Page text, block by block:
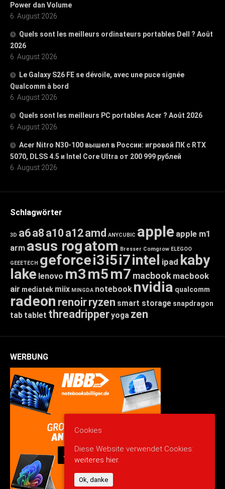
Power dan Volume
6. August 2026
Quels sont les meilleurs ordinateurs portables Dell ? Août
2026
6. August 2026
Le Galaxy S26 FE se dévoile, avec une puce signée
Qualcomm à bord
6. August 2026
Quels sont les meilleurs PC portables Acer ? Août 2026
6. August 2026
Acer Nitro N30-100 вышел в России: игровой ПК с RTX
5070, DLSS 4.5 и Intel Core Ultra от 200 999 рублей
6. August 2026
Schlagwörter
3D a6a8 a10 a12amd ANYCUBIC apple apple m1
arm asus rogatom Bresser Comgrow ELEGOO
GEEETECH geforcei3i5i7intel ipad kaby
lake lenovo m3m5m7 macbook macbook
air mediatek miix MINGDA notebook nvidia qualcomm
radeon renoirryzen smart storage snapdragon
tab tablet threadripperyoga zen
WERBUNG
Cookies
Diese Website verwendet Cookies:
weiteres hier.
Ok, danke